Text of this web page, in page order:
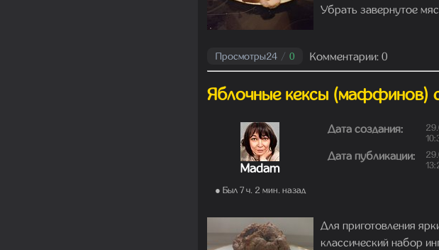
Убрать завернутое
Просмотры24 / 0 Комментарии: 0
Яблочные кексы (маффинов)
Madam
● Был 7 ч. 2 мин. назад
Дата создания:
Дата публикации:
Для приготовления
классический набор